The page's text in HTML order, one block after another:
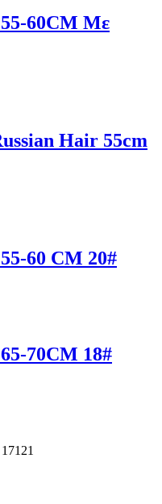
60CM Με
Hair 55cm
60 CM 20#
70CM 18#